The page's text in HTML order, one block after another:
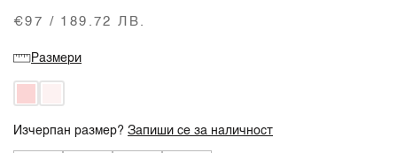
€97 / 189.72 ЛВ.
Размери
Изчерпан размер?Запиши се за наличност